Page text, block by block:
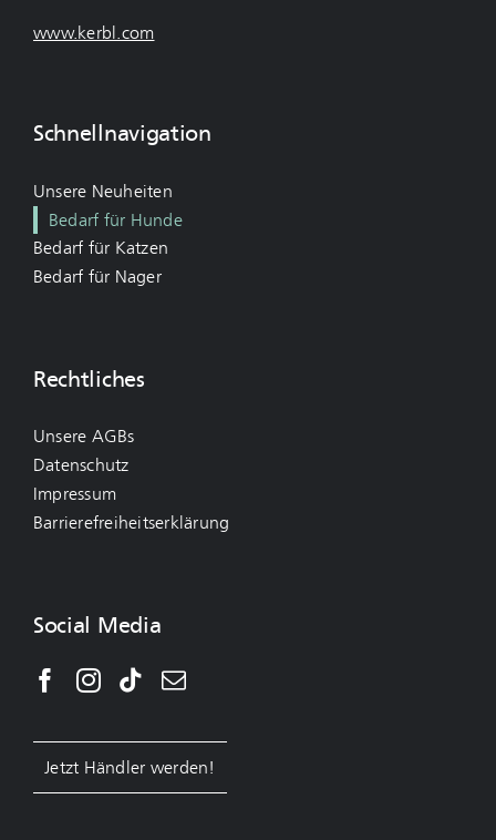
www.kerbl.com
Schnellnavigation
Unsere Neuheiten
Bedarf für Hunde
Bedarf für Katzen
Bedarf für Nager
Rechtliches
Unsere AGBs
Datenschutz
Impressum
Barrierefreiheitserklärung
Social Media
Jetzt Händler werden!